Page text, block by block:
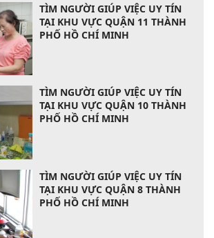
TÌM NGƯỜI GIÚP VIỆC UY TÍN
TẠI KHU VỰC QUẬN 11 THÀNH
PHỐ HỒ CHÍ MINH
TÌM NGƯỜI GIÚP VIỆC UY TÍN
TẠI KHU VỰC QUẬN 10 THÀNH
PHỐ HỒ CHÍ MINH
TÌM NGƯỜI GIÚP VIỆC UY TÍN
TẠI KHU VỰC QUẬN 8 THÀNH
PHỐ HỒ CHÍ MINH